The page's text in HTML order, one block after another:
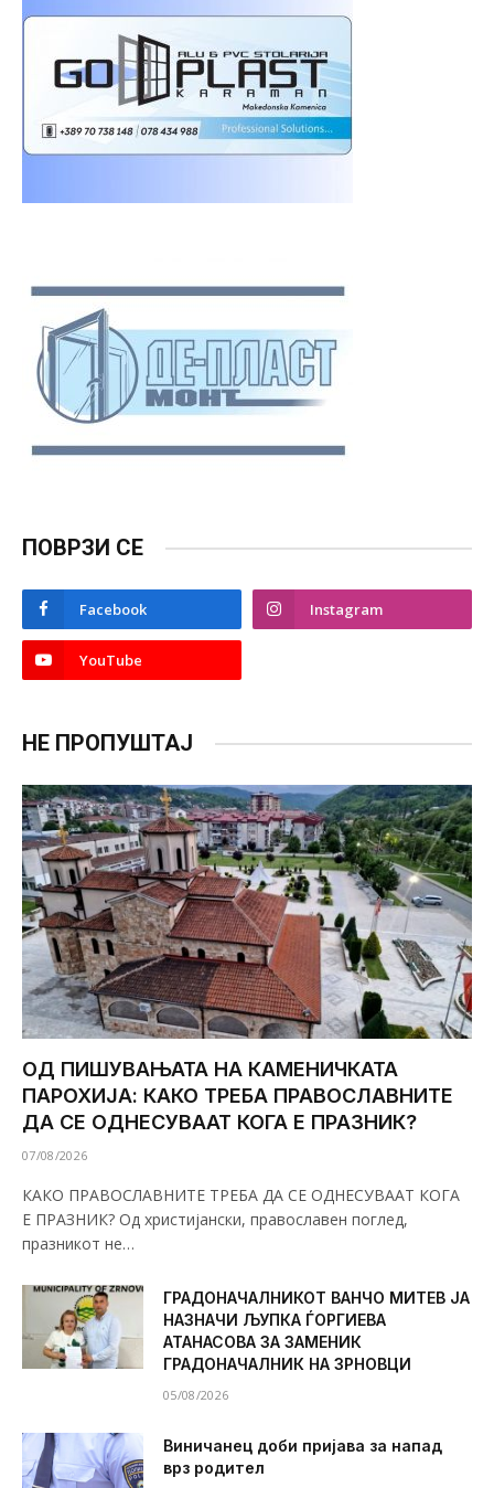
ПОВРЗИ СЕ
Facebook Instagram
YouTube
НЕ ПРОПУШТАЈ
ОД ПИШУВАЊАТА НА КАМЕНИЧКАТА
ПАРОХИЈА: КАКО ТРЕБА ПРАВОСЛАВНИТЕ
ДА СЕ ОДНЕСУВААТ КОГА Е ПРАЗНИК?
07/08/2026
КАКО ПРАВОСЛАВНИТЕ ТРЕБА ДА СЕ ОДНЕСУВААТ КОГА
Е ПРАЗНИК? Од христијански, православен поглед,
празникот не…
ГРАДОНАЧАЛНИКОТ ВАНЧО МИТЕВ ЈА
НАЗНАЧИ ЉУПКА ЃОРГИЕВА
АТАНАСОВА ЗА ЗАМЕНИК
ГРАДОНАЧАЛНИК НА ЗРНОВЦИ
05/08/2026
Виничанец доби пријава за напад
врз родител